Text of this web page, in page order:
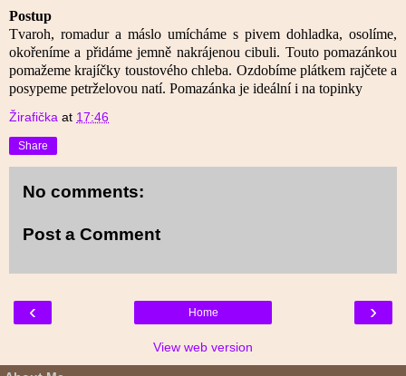
Postup
Tvaroh, romadur a máslo umícháme s pivem dohladka, osolíme,
okořeníme a přidáme jemně nakrájenou cibuli. Touto pomazánkou
pomažeme krajíčky toustového chleba. Ozdobíme plátkem rajčete a
posypeme petrželovou natí. Pomazánka je ideální i na topinky
Žirafička at 17:46
Share
No comments:
Post a Comment
‹ ›
Home
View web version